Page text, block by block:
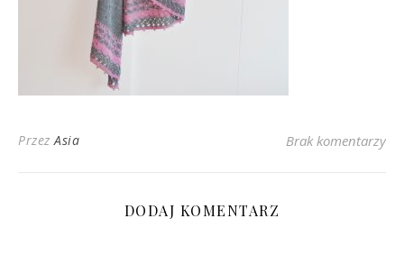
PrzezAsia Brak komentarzy
DODAJ KOMENTARZ